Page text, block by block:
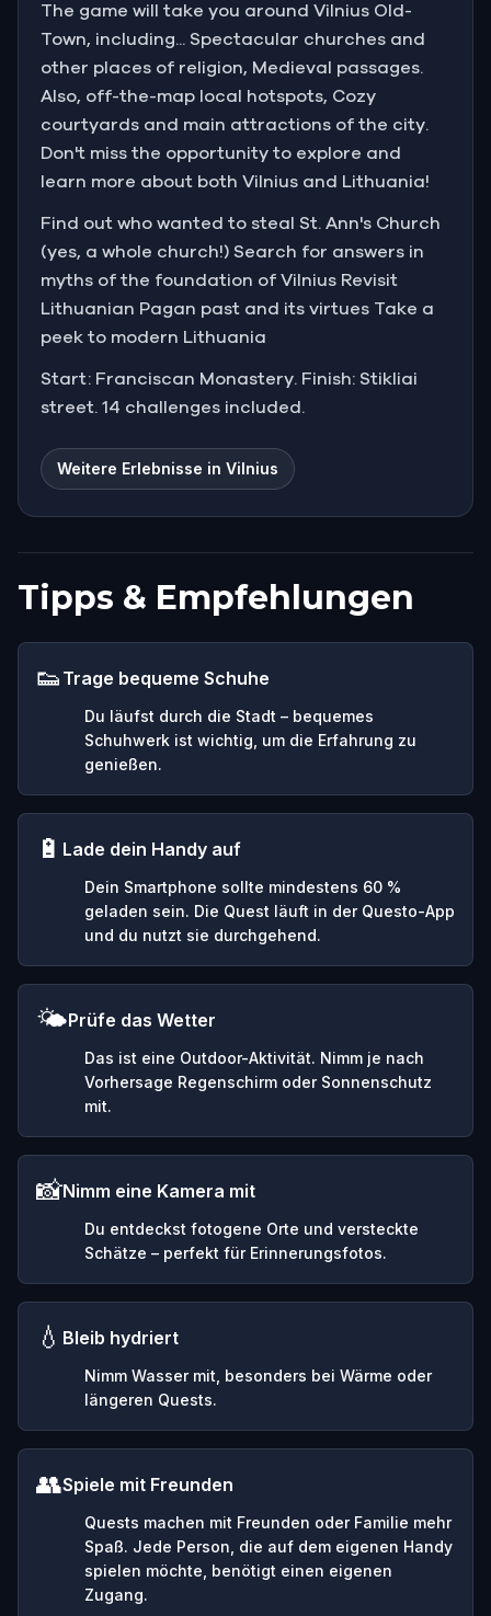
The game will take you around Vilnius Old-
Town, including... Spectacular churches and
other places of religion, Medieval passages.
Also, off-the-map local hotspots, Cozy
courtyards and main attractions of the city.
Don't miss the opportunity to explore and
learn more about both Vilnius and Lithuania!
Find out who wanted to steal St. Ann's Church
(yes, a whole church!) Search for answers in
myths of the foundation of Vilnius Revisit
Lithuanian Pagan past and its virtues Take a
peek to modern Lithuania
Start: Franciscan Monastery. Finish: Stikliai
street. 14 challenges included.
Weitere Erlebnisse in Vilnius
Tipps & Empfehlungen
👟 Trage bequeme Schuhe
Du läufst durch die Stadt – bequemes
Schuhwerk ist wichtig, um die Erfahrung zu
genießen.
🔋 Lade dein Handy auf
Dein Smartphone sollte mindestens 60 %
geladen sein. Die Quest läuft in der Questo-App
und du nutzt sie durchgehend.
🌤️Prüfe das Wetter
Das ist eine Outdoor-Aktivität. Nimm je nach
Vorhersage Regenschirm oder Sonnenschutz
mit.
📸Nimm eine Kamera mit
Du entdeckst fotogene Orte und versteckte
Schätze – perfekt für Erinnerungsfotos.
💧 Bleib hydriert
Nimm Wasser mit, besonders bei Wärme oder
längeren Quests.
👥Spiele mit Freunden
Quests machen mit Freunden oder Familie mehr
Spaß. Jede Person, die auf dem eigenen Handy
spielen möchte, benötigt einen eigenen
Zugang.